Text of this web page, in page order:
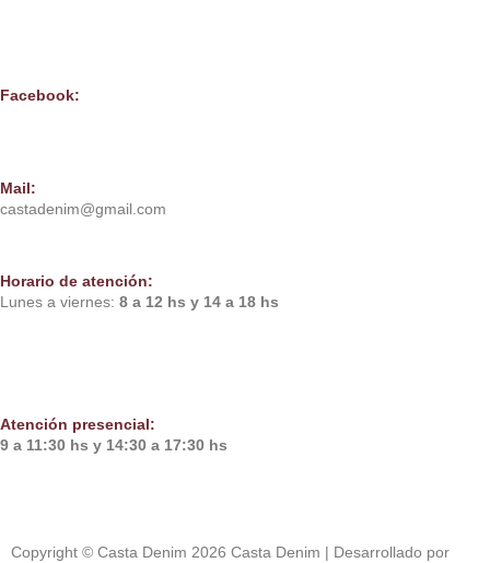
Facebook:
Mail:
castadenim@gmail.com
Horario de atención:
Lunes a viernes: 8 a 12 hs y 14 a 18 hs
Atención presencial:
9 a 11:30 hs y 14:30 a 17:30 hs
Copyright © Casta Denim 2026 Casta Denim | Desarrollado por